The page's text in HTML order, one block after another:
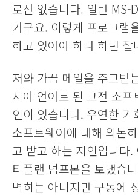
로선 없습니다. 일반 MS-
가구요. 이렇게 프로그램
하고 있어야 하나 하던 찰
저와 가끔 메일을 주고받
시아 언어로 된 고전 소
인이 있습니다. 우연한
소프트웨어에 대해 의논
고 받고 하는 지인입니다
티플랜 덤프본을 보냈습
벽히는 아니지만 구동에